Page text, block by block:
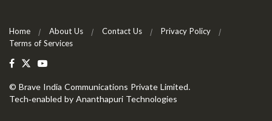
Home About Us Contact Us
Privacy Policy
Terms of Services
© Brave India Communications Private Limited.
Tech-enabled by Ananthapuri Technologies